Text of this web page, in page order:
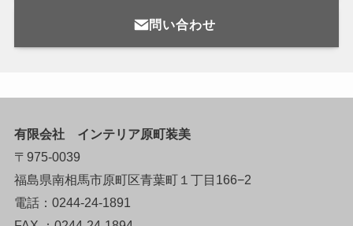
問い合わせ
有限会社 インテリア原町装美
〒975-0039
福島県南相馬市原町区青葉町１丁目166−2
電話：0244-24-1891